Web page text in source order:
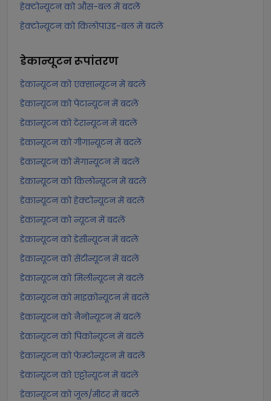
हेक्टोन्यूटन को औंस-बल में बदलें
हेक्टोन्यूटन को किलोपाउंड-बल में बदलें
डेकान्यूटनरूपांतरण
डेकान्यूटन को एक्सान्यूटन में बदलें
डेकान्यूटन को पेटान्यूटन में बदलें
डेकान्यूटन को टेरान्यूटन में बदलें
डेकान्यूटन को गीगान्यूटन में बदलें
डेकान्यूटन को मेगान्यूटन में बदलें
डेकान्यूटन को किलोन्यूटन में बदलें
डेकान्यूटन को हेक्टोन्यूटन में बदलें
डेकान्यूटन को न्यूटन में बदलें
डेकान्यूटन को डेसीन्यूटन में बदलें
डेकान्यूटन को सेंटीन्यूटन में बदलें
डेकान्यूटन को मिलीन्यूटन में बदलें
डेकान्यूटन को माइक्रोन्यूटन में बदलें
डेकान्यूटन को नैनोन्यूटन में बदलें
डेकान्यूटन को पिकोन्यूटन में बदलें
डेकान्यूटन को फेम्टोन्यूटन में बदलें
डेकान्यूटन को एट्टोन्यूटन में बदलें
डेकान्यूटन को जूल/मीटर में बदलें